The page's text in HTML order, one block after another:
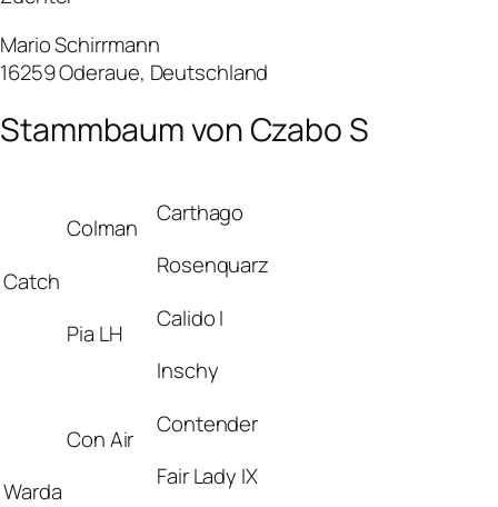
Mario Schirrmann
16259 Oderaue, Deutschland
Stammbaum von Czabo S
Catch
Colman
Carthago
Rosenquarz
Pia LH
Calido I
Inschy
Warda
Con Air
Contender
Fair Lady IX